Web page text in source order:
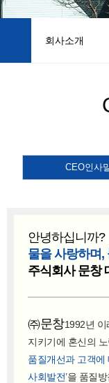
회사소개
고객지원CEO인사
안녕하십니까?
물을 사랑하며,
주식회사 문창
㈜문창1992년 이
지키기에 혼신의
품질개선과 고객에
사회발전’을 품질